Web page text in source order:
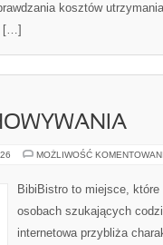
kosztów
[…]
MOŻLIWOŚĆ
BibiBistro to miejsce,
osobach szukających
internetowa przybliża